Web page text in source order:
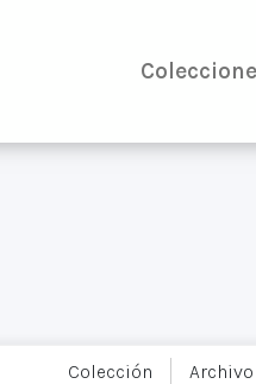
Colección